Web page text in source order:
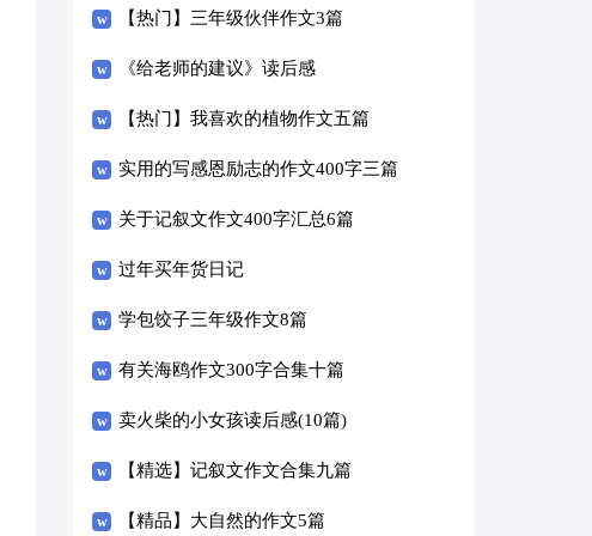
【热门】三年级伙伴作文3篇
《给老师的建议》读后感
【热门】我喜欢的植物作文五篇
实用的写感恩励志的作文400字三篇
关于记叙文作文400字汇总6篇
过年买年货日记
学包饺子三年级作文8篇
有关海鸥作文300字合集十篇
卖火柴的小女孩读后感(10篇)
【精选】记叙文作文合集九篇
【精品】大自然的作文5篇